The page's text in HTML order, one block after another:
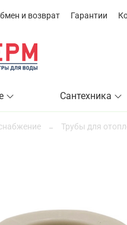
и возврат Гарантии
Сантехника
Трубы для